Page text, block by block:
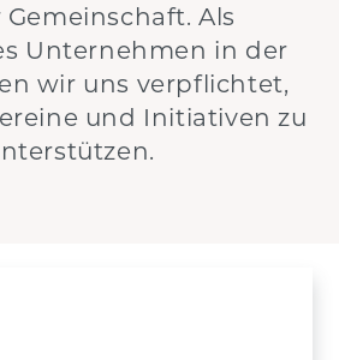
Gemeinschaft. Als
Unternehmen in der
wir uns verpflichtet,
und Initiativen zu